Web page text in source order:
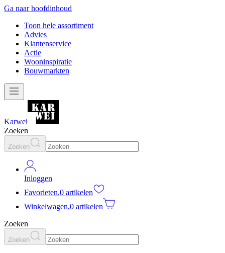
Ga naar hoofdinhoud
Toon hele assortiment
Advies
Klantenservice
Actie
Wooninspiratie
Bouwmarkten
Karwei
Zoeken
Zoeken
Inloggen
Favorieten,0 artikelen
Winkelwagen,0 artikelen
Zoeken
Zoeken